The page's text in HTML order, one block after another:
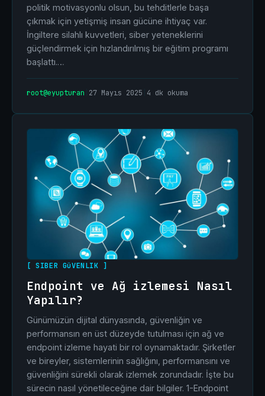
politik motivasyonlu olsun, bu tehditlerle başa
çıkmak için yetişmiş insan gücüne ihtiyaç var.
İngiltere silahlı kuvvetleri, siber yeteneklerini
güçlendirmek için hızlandırılmış bir eğitim programı
başlattı.…
root@eyupturan 27 Mayıs 2025 4 dk okuma
[ SIBER GüVENLIK ]
Endpoint ve Ağ izlemesi Nasıl
Yapılır?
Günümüzün dijital dünyasında, güvenliğin ve
performansın en üst düzeyde tutulması için ağ ve
endpoint izleme hayati bir rol oynamaktadır. Şirketler
ve bireyler, sistemlerinin sağlığını, performansını ve
güvenliğini sürekli olarak izlemek zorundadır. İşte bu
sürecin nasıl yönetileceğine dair bilgiler. 1-Endpoint